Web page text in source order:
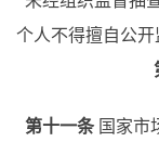
个人不得擅自公开
第十一条 国家市